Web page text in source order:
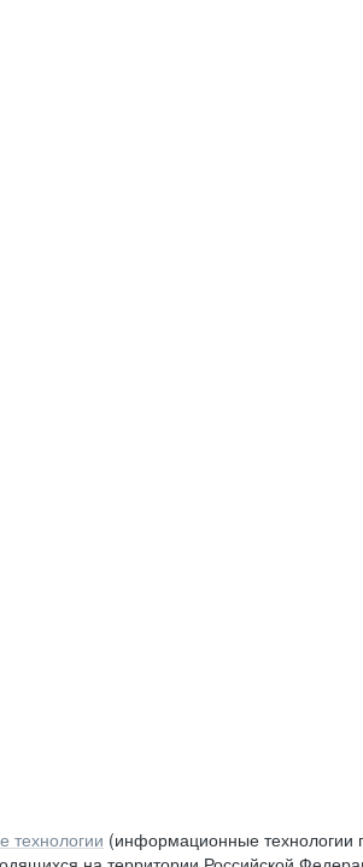
технологии (информационные технологии